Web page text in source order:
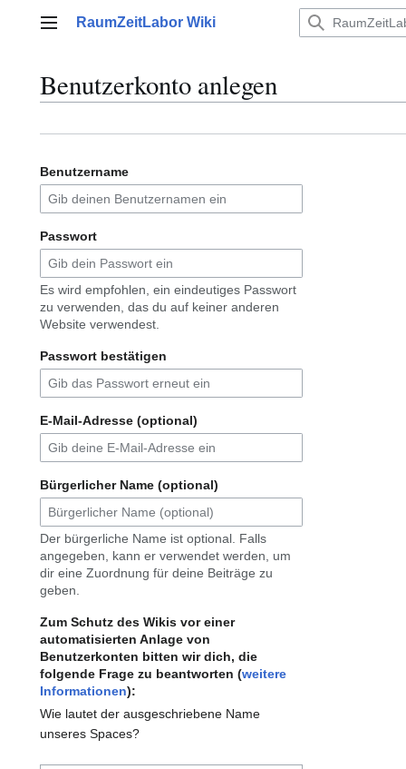
Hauptmenü
RaumZeitLabor Wiki
Benutzerkonto anlegen
Benutzername
Passwort
Es wird empfohlen, ein eindeutiges Passwort
zu verwenden, das du auf keiner anderen
Website verwendest.
Passwort bestätigen
E-Mail-Adresse (optional)
Bürgerlicher Name (optional)
Der bürgerliche Name ist optional. Falls
angegeben, kann er verwendet werden, um
dir eine Zuordnung für deine Beiträge zu
geben.
Zum Schutz des Wikis vor einer
automatisierten Anlage von
Benutzerkonten bitten wir dich, die
folgende Frage zu beantworten (weitere
Informationen):
Wie lautet der ausgeschriebene Name
unseres Spaces?